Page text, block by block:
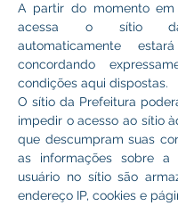
A partir do momento
acessa o sítio da
automaticamente
concordando
condições aqui dispostas.
O sítio da Prefeitura
impedir o acesso ao sítio
que descumpram suas
as informações sobre a
usuário no sítio são
endereço IP, cookies e